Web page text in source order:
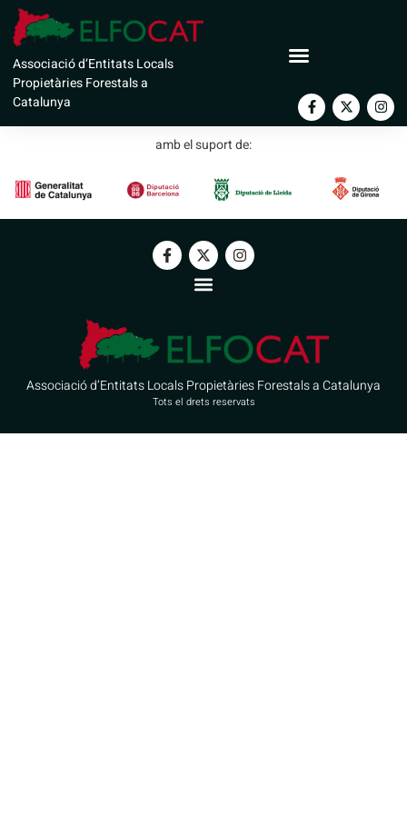
Associació d’Entitats Locals
Propietàries Forestals a
Catalunya
Ajuntament d’Espot
amb el suport de:
Associació d’Entitats Locals Propietàries Forestals a Catalunya
Tots el drets reservats